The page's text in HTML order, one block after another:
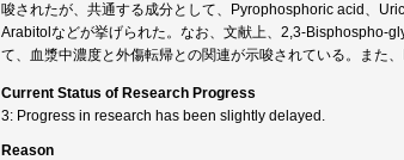
唆されたが、共通する成分として、Pyrophosphoric acid、
Arabitolなどが挙げられた。なお、文献上、2,3-Bisphospho-
て、血漿中濃度と外傷転帰との関連が示唆されている。また
Current Status of Research Progress
3: Progress in research has been slightly delayed.
Reason